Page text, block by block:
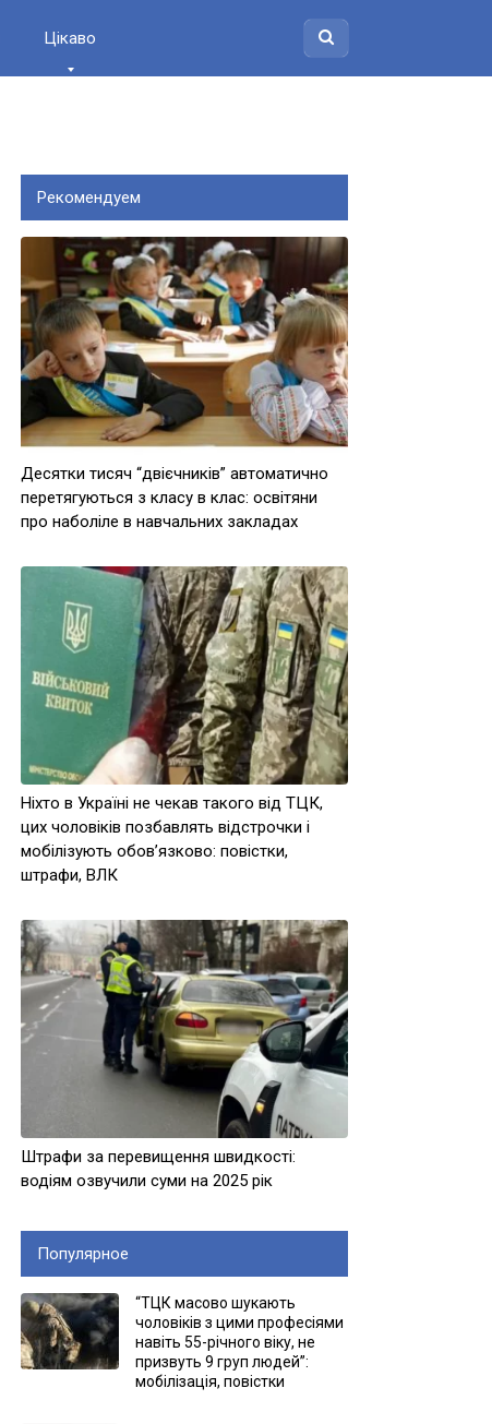
Цікаво
Рекомендуем
Десятки тисяч “двієчників” автоматично
перетягуються з класу в клас: освітяни
про наболіле в навчальних закладах
Ніхто в Україні не чекав такого від ТЦК,
цих чоловіків позбавлять відстрочки і
мобілізують обов’язково: повістки,
штрафи, ВЛК
Штрафи за перевищення швидкості:
водіям озвучили суми на 2025 рік
Популярное
“ТЦК масово шукають
чоловіків з цими професіями
навіть 55-річного віку, не
призвуть 9 груп людей”:
мобілізація, повістки